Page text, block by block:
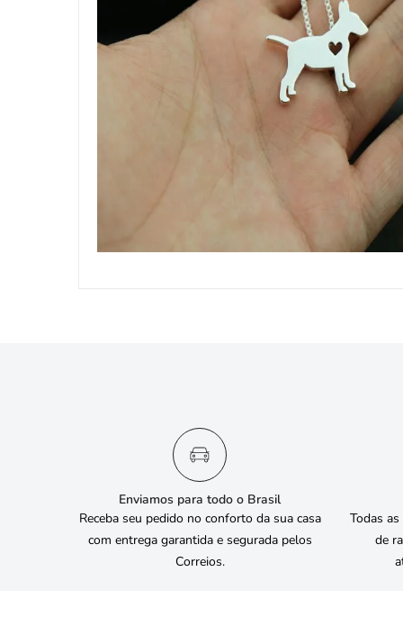
Enviamos para todo o Brasil
Receba seu pedido no conforto da sua casa
com entrega garantida e segurada pelos
Correios.
Todas
de